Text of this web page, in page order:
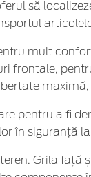
să
mult
frontale,
pentru a fi
în siguranță
Grila față